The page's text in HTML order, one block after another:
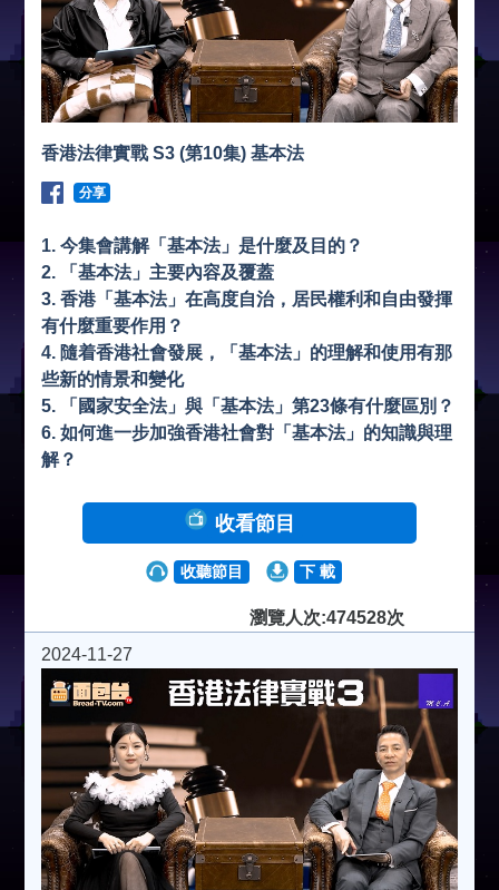
香港法律實戰 S3 (第10集) 基本法
分享
1. 今集會講解「基本法」是什麼及目的？
2. 「基本法」主要內容及覆蓋
3. 香港「基本法」在高度自治，居民權利和自由發揮
有什麼重要作用？
4. 隨着香港社會發展，「基本法」的理解和使用有那
些新的情景和變化
5. 「國家安全法」與「基本法」第23條有什麼區別？
6. 如何進一步加強香港社會對「基本法」的知識與理
解？
收看節目
收聽節目 下 載
瀏覽人次:474528次
2024-11-27